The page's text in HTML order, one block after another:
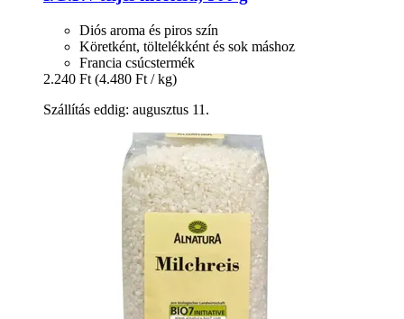
Diós aroma és piros szín
Köretként, töltelékként és sok máshoz
Francia csúcstermék
2.240 Ft (4.480 Ft / kg)
Szállítás eddig: augusztus 11.